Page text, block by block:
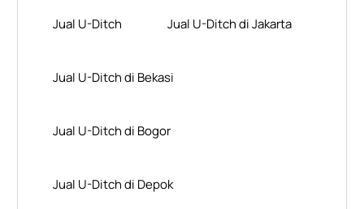
Jual U-Ditch Jual U-Ditch di Jakarta
Jual U-Ditch di Bekasi
Jual U-Ditch di Bogor
Jual U-Ditch di Depok